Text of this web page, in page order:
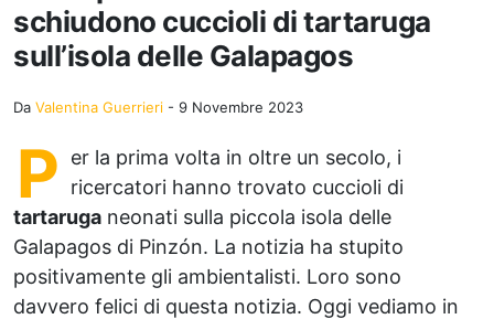
schiudono cuccioli di tartaruga
sull’isola delle Galapagos
Da Valentina Guerrieri - 9 Novembre 2023
P
er la prima volta in oltre un secolo, i
ricercatori hanno trovato cuccioli di
tartaruga neonati sulla piccola isola delle
Galapagos di Pinzón. La notizia ha stupito
positivamente gli ambientalisti. Loro sono
davvero felici di questa notizia. Oggi vediamo in